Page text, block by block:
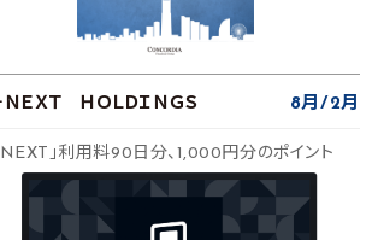
ＮＥＸＴ ＨＯＬＤＩＮＧＳ 8月 2月
NEXT」利用料90日分、1,000円分のポイント